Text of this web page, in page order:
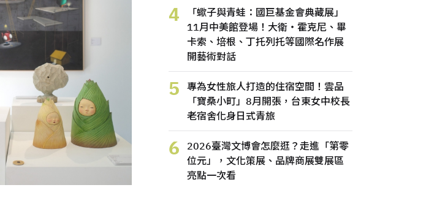
4
「蠍子與青蛙：國巨基金會典藏展」
11月中美館登場！大衛・霍克尼、畢
卡索、培根、丁托列托等國際名作展
開藝術對話
5
專為女性旅人打造的住宿空間！雲品
「寶桑小町」8月開張，台東女中校長
老宿舍化身日式青旅
6
2026臺灣文博會怎麼逛？走進「第零
位元」，文化策展、品牌商展雙展區
亮點一次看